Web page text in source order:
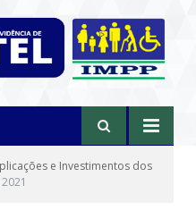
e Investimentos dos